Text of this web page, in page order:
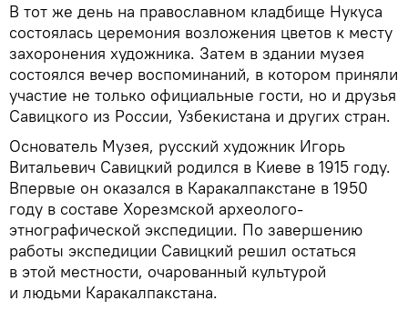
В тот же день на православном кладбище Нукуса
состоялась церемония возложения цветов к месту
захоронения художника. Затем в здании музея
состоялся вечер воспоминаний, в котором приняли
участие не только официальные гости, но и друзья
Савицкого из России, Узбекистана и других стран.
Основатель Музея, русский художник Игорь
Витальевич Савицкий родился в Киеве в 1915 году.
Впервые он оказался в Каракалпакстане в 1950
году в составе Хорезмской археолого-
этнографической экспедиции. По завершению
работы экспедиции Савицкий решил остаться
в этой местности, очарованный культурой
и людьми Каракалпакстана.